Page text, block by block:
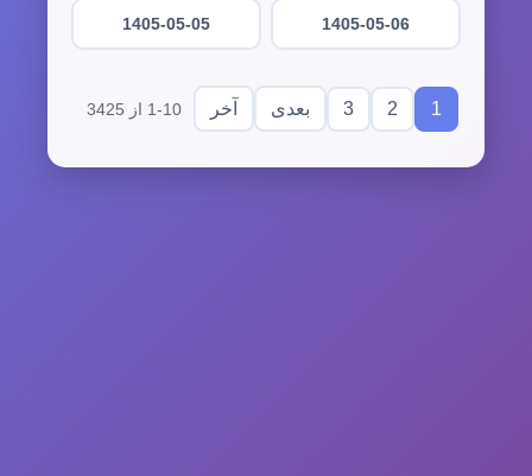
1405-05-06
1405-05-05
1
2
3 بعدی آخر 1-10 از 3425